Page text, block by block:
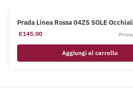
Prada Linea Rossa 04ZS SOLE
€145.00
Aggiungi al carrello